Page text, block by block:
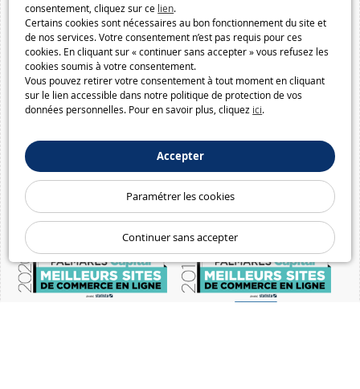
consentement, cliquez sur ce lien.
Certains cookies sont nécessaires au bon fonctionnement du site et
de nos services. Votre consentement n’est pas requis pour ces
cookies. En cliquant sur « continuer sans accepter » vous refusez les
cookies soumis à votre consentement.
Vous pouvez retirer votre consentement à tout moment en cliquant
sur le lien accessible dans notre politique de protection de vos
données personnelles. Pour en savoir plus, cliquez ici.
Accepter
Paramétrer les cookies
Continuer sans accepter